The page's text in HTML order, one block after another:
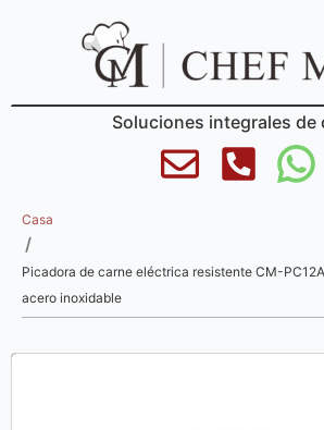
Soluciones integrales de
Casa
/
Picadora de carne eléctrica resistente CM-
acero inoxidable